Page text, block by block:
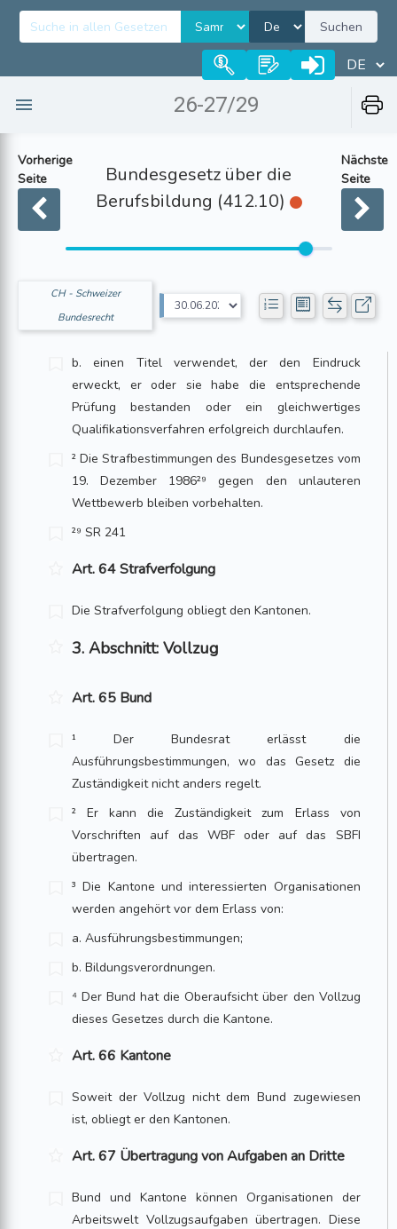
Suchen
26-27/29
Vorherige
Seite
Bundesgesetz über die
Berufsbildung (412.10)
Nächste
Seite
CH - Schweizer
Bundesrecht
b. einen Titel verwendet, der den Eindruck
erweckt, er oder sie habe die entsprechende
Prüfung bestanden oder ein gleichwertiges
Qualifikationsverfahren erfolgreich durchlaufen.
² Die Strafbestimmungen des Bundesgesetzes vom
19. Dezember 1986²⁹ gegen den unlauteren
Wettbewerb bleiben vorbehalten.
²⁹ SR 241
Art. 64 Strafverfolgung
Die Strafverfolgung obliegt den Kantonen.
3. Abschnitt: Vollzug
Art. 65 Bund
¹ Der Bundesrat erlässt die
Ausführungsbestimmungen, wo das Gesetz die
Zuständigkeit nicht anders regelt.
² Er kann die Zuständigkeit zum Erlass von
Vorschriften auf das WBF oder auf das SBFI
übertragen.
³ Die Kantone und interessierten Organisationen
werden angehört vor dem Erlass von:
a. Ausführungsbestimmungen;
b. Bildungsverordnungen.
⁴ Der Bund hat die Oberaufsicht über den Vollzug
dieses Gesetzes durch die Kantone.
Art. 66 Kantone
Soweit der Vollzug nicht dem Bund zugewiesen
ist, obliegt er den Kantonen.
Art. 67 Übertragung von Aufgaben an Dritte
Bund und Kantone können Organisationen der
Arbeitswelt Vollzugsaufgaben übertragen. Diese